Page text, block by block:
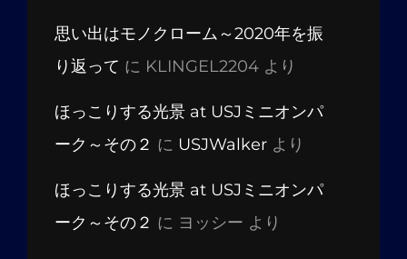
思い出はモノクローム～2020年を振
り返って に KLINGEL2204 より
ほっこりする光景 at USJミニオンパ
ーク～その２ に USJWalker より
ほっこりする光景 at USJミニオンパ
ーク～その２ に ヨッシー より